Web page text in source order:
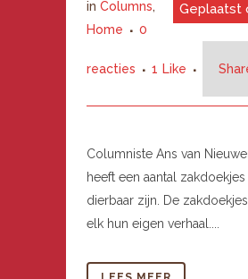
Geplaatst
in Columns,
Home
0
reacties 1 Like
Columniste Ans van
heeft een aantal
dierbaar zijn. De
elk hun eigen verhaal....